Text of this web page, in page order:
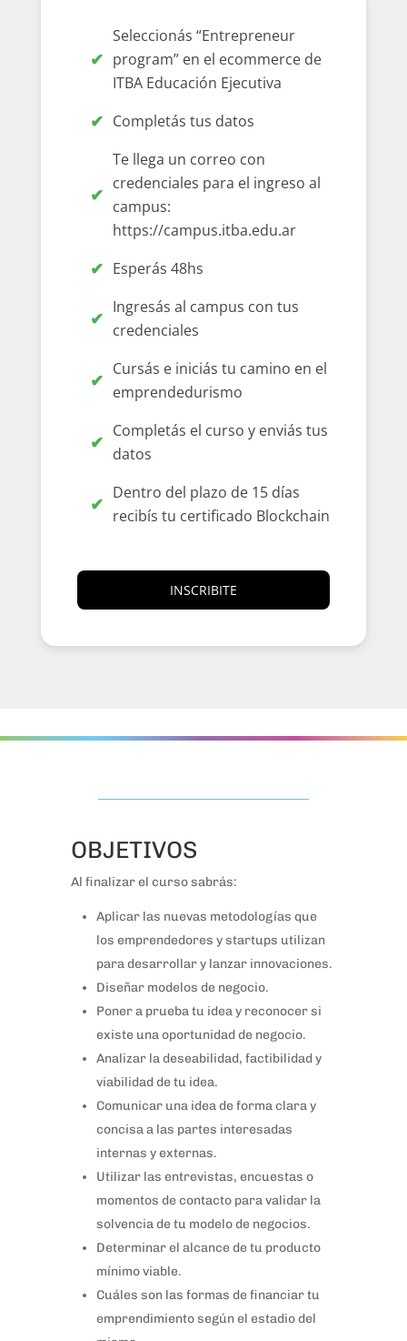
Seleccionás “Entrepreneur
program” en el ecommerce de
ITBA Educación Ejecutiva
Completás tus datos
Te llega un correo con
credenciales para el ingreso al
campus:
https://campus.itba.edu.ar
Esperás 48hs
Ingresás al campus con tus
credenciales
Cursás e iniciás tu camino en el
emprendedurismo
Completás el curso y enviás tus
datos
Dentro del plazo de 15 días
recibís tu certificado Blockchain
INSCRIBITE
OBJETIVOS
Al finalizar el curso sabrás:
Aplicar las nuevas metodologías que
los emprendedores y startups utilizan
para desarrollar y lanzar innovaciones.
Diseñar modelos de negocio.
Poner a prueba tu idea y reconocer si
existe una oportunidad de negocio.
Analizar la deseabilidad, factibilidad y
viabilidad de tu idea.
Comunicar una idea de forma clara y
concisa a las partes interesadas
internas y externas.
Utilizar las entrevistas, encuestas o
momentos de contacto para validar la
solvencia de tu modelo de negocios.
Determinar el alcance de tu producto
mínimo viable.
Cuáles son las formas de financiar tu
emprendimiento según el estadio del